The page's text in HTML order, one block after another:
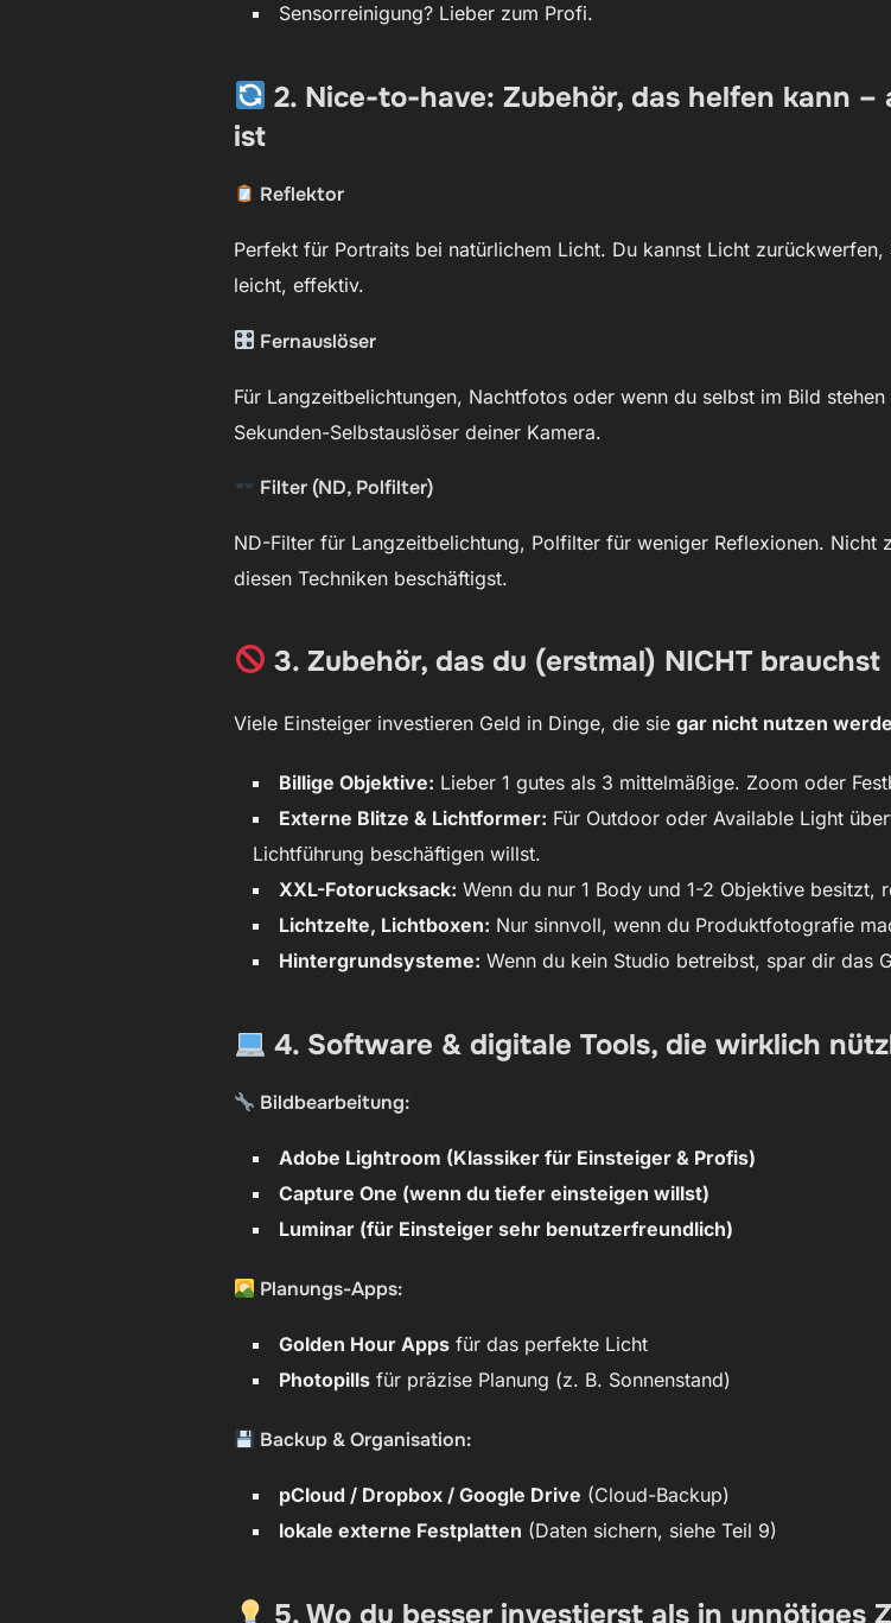
Sensorreinigung? Lieber zum Profi.
2. Nice-to-have: Zubehör, das helfen kann
ist
Reflektor
Perfekt für Portraits bei natürlichem Licht. Du kannst Licht
leicht, effektiv.
Fernauslöser
Für Langzeitbelichtungen, Nachtfotos oder wenn du selbst im Bild
Sekunden-Selbstauslöser deiner Kamera.
Filter (ND, Polfilter)
ND-Filter für Langzeitbelichtung, Polfilter für weniger Reflexionen.
diesen Techniken beschäftigst.
3. Zubehör, das du (erstmal) NICHT brauchst
Viele Einsteiger investieren Geld in Dinge, die sie gar nicht nutzen
Billige Objektive: Lieber 1 gutes als 3 mittelmäßige. Zoom oder
Externe Blitze & Lichtformer: Für Outdoor oder Available Light
Lichtführung beschäftigen willst.
XXL-Fotorucksack: Wenn du nur 1 Body und 1-2 Objektive besitzt,
Lichtzelte, Lichtboxen: Nur sinnvoll, wenn du Produktfotografie
Hintergrundsysteme: Wenn du kein Studio betreibst, spar dir das
4. Software & digitale Tools, die wirklich
Bildbearbeitung:
Adobe Lightroom (Klassiker für Einsteiger & Profis)
Capture One (wenn du tiefer einsteigen willst)
Luminar (für Einsteiger sehr benutzerfreundlich)
Planungs-Apps:
Golden Hour Apps für das perfekte Licht
Photopills für präzise Planung (z. B. Sonnenstand)
Backup & Organisation:
pCloud / Dropbox / Google Drive (Cloud-Backup)
lokale externe Festplatten (Daten sichern, siehe Teil 9)
5. Wo du besser investierst als in unnötiges